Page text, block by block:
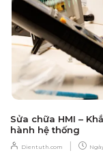
Sửa chữa HMI –
hành hệ thống
Dientuth.com |